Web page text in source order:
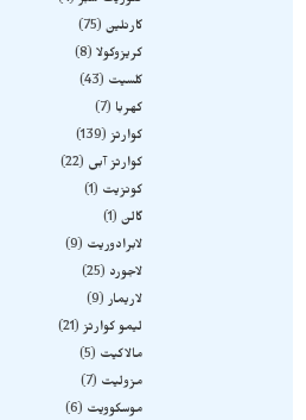
کارنلین 75
کریزوکولا 8
کلسیت
43
کهربا
7
کوارتز 139
کوارتز آبی
22
کونزیت
1
گالن 1
لابرادوریت
9
لاجورد
25
لاریمار 9
لیمو کوارتز 21
مالاکیت
5
مزولیت
7
موسکوویت
6